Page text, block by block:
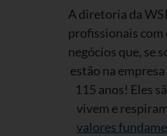
A diretoria da
profissionais com
negócios que, se
estão na
115 anos! Eles
vivem e
valores